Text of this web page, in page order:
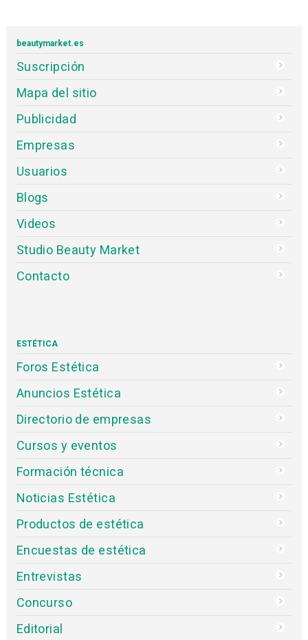
beautymarket.es
Suscripción
Mapa del sitio
Publicidad
Empresas
Usuarios
Blogs
Videos
Studio Beauty Market
Contacto
ESTÉTICA
Foros Estética
Anuncios Estética
Directorio de empresas
Cursos y eventos
Formación técnica
Noticias Estética
Productos de estética
Encuestas de estética
Entrevistas
Concurso
Editorial